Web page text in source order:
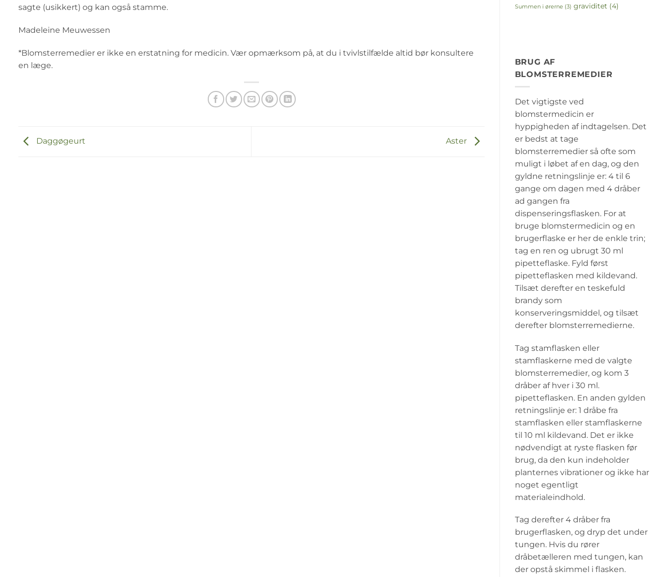
sagte (usikkert) og kan også stamme.
Madeleine Meuwessen
*Blomsterremedier er ikke en erstatning for medicin. Vær opmærksom på, at du i tvivlstilfælde altid bør konsultere
en læge.
Daggøgeurt Aster
Summen i ørerne (3) graviditet (4)
BRUG AF
BLOMSTERREMEDIER
Det vigtigste ved
blomstermedicin er
hyppigheden af indtagelsen. Det
er bedst at tage
blomsterremedier så ofte som
muligt i løbet af en dag, og den
gyldne retningslinje er: 4 til 6
gange om dagen med 4 dråber
ad gangen fra
dispenseringsflasken. For at
bruge blomstermedicin og en
brugerflaske er her de enkle trin;
tag en ren og ubrugt 30 ml
pipetteflaske. Fyld først
pipetteflasken med kildevand.
Tilsæt derefter en teskefuld
brandy som
konserveringsmiddel, og tilsæt
derefter blomsterremedierne.
Tag stamflasken eller
stamflaskerne med de valgte
blomsterremedier, og kom 3
dråber af hver i 30 ml.
pipetteflasken. En anden gylden
retningslinje er: 1 dråbe fra
stamflasken eller stamflaskerne
til 10 ml kildevand. Det er ikke
nødvendigt at ryste flasken før
brug, da den kun indeholder
planternes vibrationer og ikke har
noget egentligt
materialeindhold.
Tag derefter 4 dråber fra
brugerflasken, og dryp det under
tungen. Hvis du rører
dråbetælleren med tungen, kan
der opstå skimmel i flasken.